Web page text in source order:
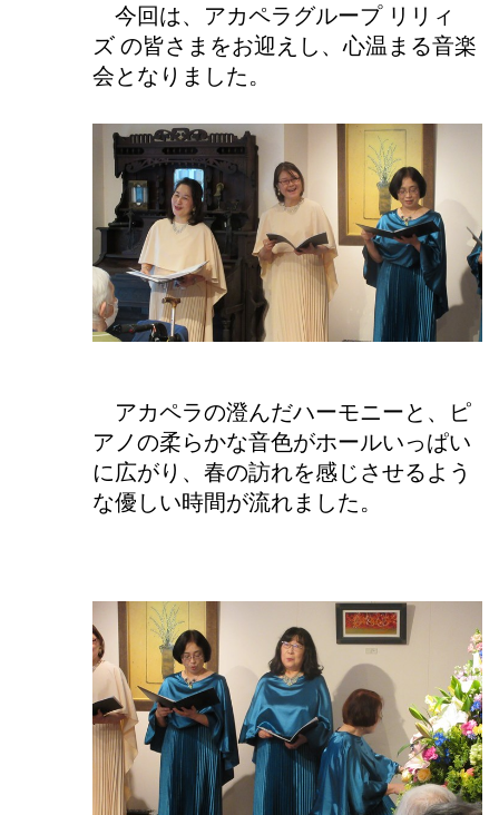
今回は、アカペラグループ リリィ
ズ の皆さまをお迎えし、心温まる音楽
会となりました。
アカペラの澄んだハーモニーと、ピ
アノの柔らかな音色がホールいっぱい
に広がり、春の訪れを感じさせるよう
な優しい時間が流れました。